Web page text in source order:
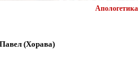
Апологетика
(Хорава)